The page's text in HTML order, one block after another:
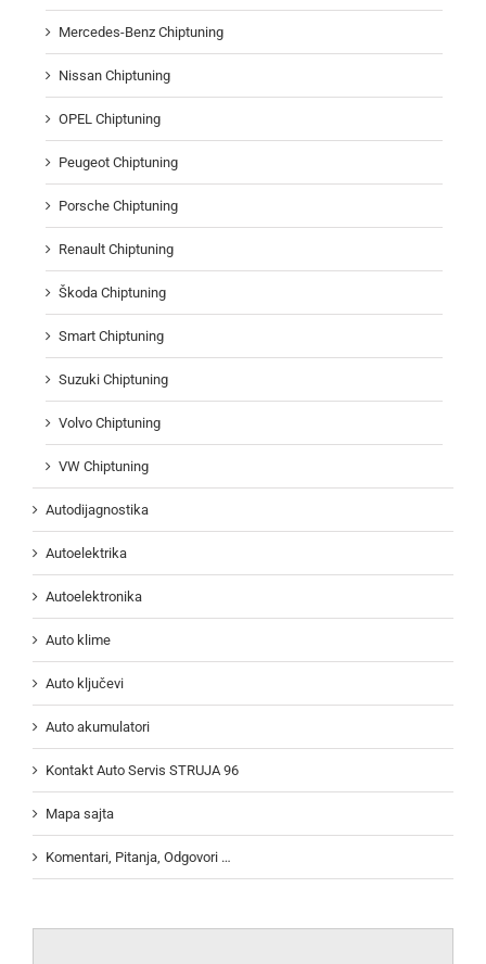
Mercedes-Benz Chiptuning
Nissan Chiptuning
OPEL Chiptuning
Peugeot Chiptuning
Porsche Chiptuning
Renault Chiptuning
Škoda Chiptuning
Smart Chiptuning
Suzuki Chiptuning
Volvo Chiptuning
VW Chiptuning
Autodijagnostika
Autoelektrika
Autoelektronika
Auto klime
Auto ključevi
Auto akumulatori
Kontakt Auto Servis STRUJA 96
Mapa sajta
Komentari, Pitanja, Odgovori …